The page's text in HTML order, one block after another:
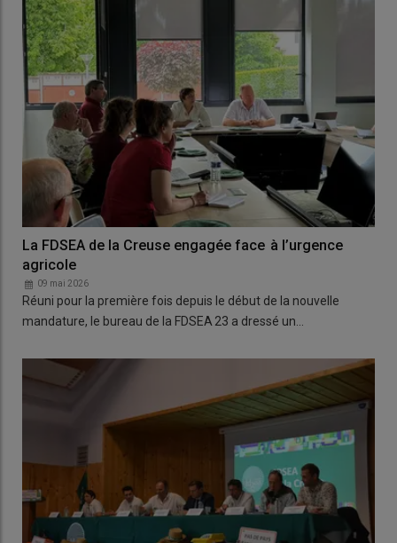
La FDSEA de la Creuse engagée face à l’urgence
agricole
09 mai 2026
Réuni pour la première fois depuis le début de la nouvelle
mandature, le bureau de la FDSEA 23 a dressé un…